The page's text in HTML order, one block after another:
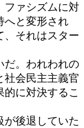
ファシズムに対
へと変形され
、それはスター
。われわれの
社会民主主義官
に対決するこ
後退していた